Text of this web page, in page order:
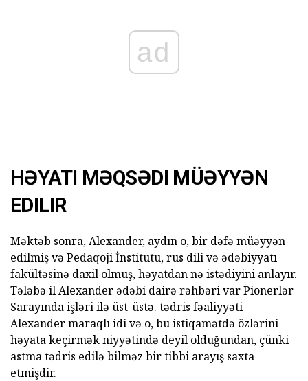
ad
HƏYATI MƏQSƏDI MÜƏYYƏN
EDILIR
Məktəb sonra, Alexander, aydın o, bir dəfə müəyyən
edilmiş və Pedaqoji İnstitutu, rus dili və ədəbiyyatı
fakültəsinə daxil olmuş, həyatdan nə istədiyini anlayır.
Tələbə il Alexander ədəbi dairə rəhbəri var Pionerlər
Sarayında işləri ilə üst-üstə. tədris fəaliyyəti
Alexander maraqlı idi və o, bu istiqamətdə özlərini
həyata keçirmək niyyətində deyil olduğundan, çünki
astma tədris edilə bilməz bir tibbi arayış saxta
etmişdir.